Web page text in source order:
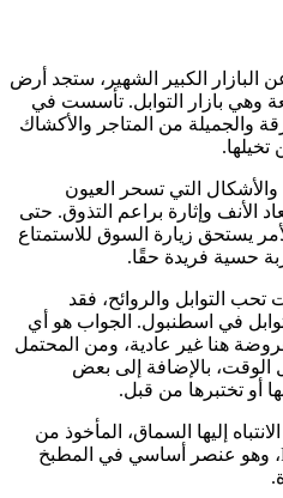
الكبير الشهير، ستجد أرض
وهي بازار التوابل. تأسست في
والجميلة من المتاجر والأكشاك
التي تسحر العيون
الأنف وإثارة براعم التذوق. حتى
يستحق زيارة السوق للاستمتاع
حسية فريدة حقًا.
التوابل والروائح، فقد
في اسطنبول. الجواب هو أي
هنا غير عادية، ومن المحتمل
الوقت، بالإضافة إلى بعض
أو تختبرها من قبل.
إليها السماق، المأخوذ من
شجيرة Rhus Coriaria، Pul Biber، وهو عنصر أساسي في المطبخ